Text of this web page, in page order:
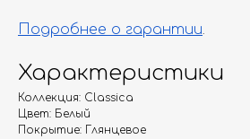
Подробнее о гарантии.
Характеристики
Коллекция: Classica
Цвет: Белый
Покрытие: Глянцевое
Гарантия